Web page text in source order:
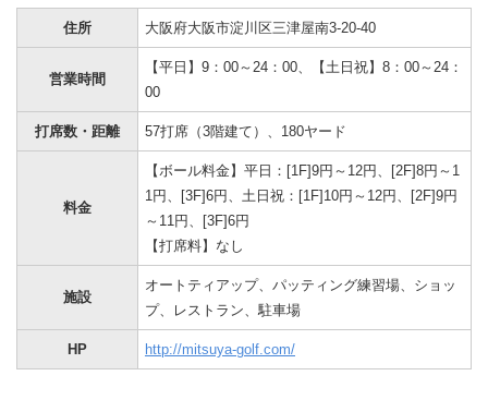
住所 大阪府大阪市淀川区三津屋南3-20-40
営業時間
【平日】9：00～24：00、【土日祝】8：00～24：
00
打席数・距離 57打席（3階建て）、180ヤード
料金
【ボール料金】平日：[1F]9円～12円、[2F]8円～1
1円、[3F]6円、土日祝：[1F]10円～12円、[2F]9円
～11円、[3F]6円
【打席料】なし
施設
オートティアップ、パッティング練習場、ショッ
プ、レストラン、駐車場
HP http://mitsuya-golf.com/